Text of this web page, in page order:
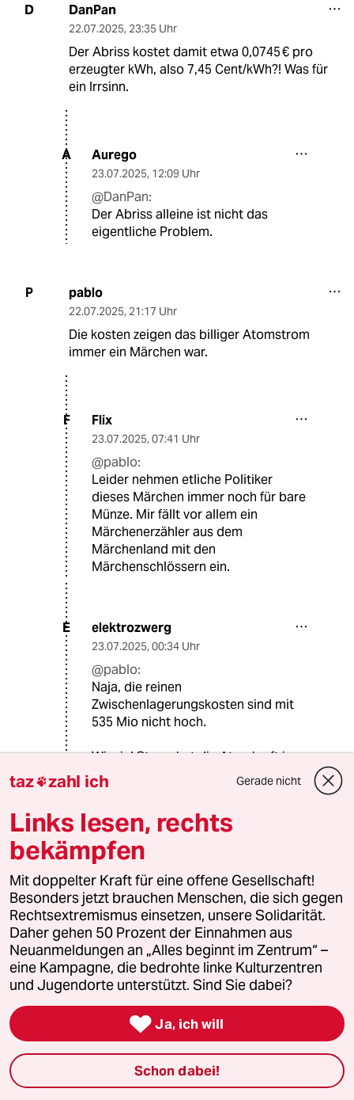
D DanPan
22.07.2025, 23:35 Uhr
Der Abriss kostet damit etwa 0,0745 € pro
erzeugter kWh, also 7,45 Cent/kWh?! Was für
ein Irrsinn.
A Aurego
23.07.2025, 12:09 Uhr
@DanPan:
Der Abriss alleine ist nicht das
eigentliche Problem.
P pablo
22.07.2025, 21:17 Uhr
Die kosten zeigen das billiger Atomstrom
immer ein Märchen war.
F Flix
23.07.2025, 07:41 Uhr
@pablo:
Leider nehmen etliche Politiker
dieses Märchen immer noch für bare
Münze. Mir fällt vor allem ein
Märchenerzähler aus dem
Märchenland mit den
Märchenschlössern ein.
E elektrozwerg
23.07.2025, 00:34 Uhr
@pablo:
Naja, die reinen
Zwischenlagerungskosten sind mit
535 Mio nicht hoch.
Wieviel Strom hat die Atomkraft in
Deutschland produziert? Wieviel CO2
waere ausgestossen worden, waere
worden? Wie teuer waere es dieses
CO2 aus der Luft zu filtern und
einzulagern?
HH Herma Huhn
23.07.2025,09:15 Uhr
@elektrozwerg:
Die Blaupausen für Solarenergie
Schublade. Die Prinzipien für
Windkraft waren schon Marktreif.
Ohne Atomstrom wäre die
erneuerbare Energie Jahrzehnte
taz zahl ich Gerade nicht
Links lesen, rechts
bekämpfen
Mit doppelter Kraft für eine offene Gesellschaft!
Besonders jetzt brauchen Menschen, die sich gegen
Rechtsextremismus einsetzen, unsere Solidarität.
Daher gehen 50 Prozent der Einnahmen aus
Neuanmeldungen an „Alles beginnt im Zentrum“ –
eine Kampagne, die bedrohte linke Kulturzentren
und Jugendorte unterstützt. Sind Sie dabei?
 Ja, ich will
Schon dabei!